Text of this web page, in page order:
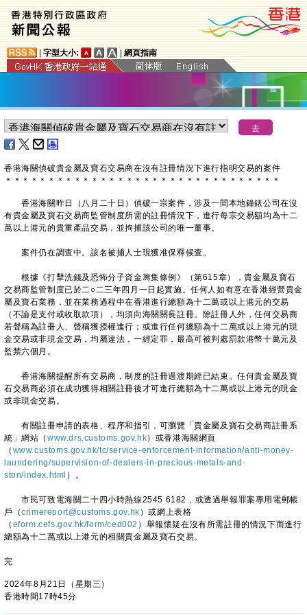
字型大小: 網頁指南
​香港海關偵破貴金屬及寶石交易商在沒有註冊情況下進行指明交易的案件
＊ ＊ ＊ ＊ ＊ ＊ ＊ ＊ ＊ ＊ ＊ ＊ ＊ ＊ ＊ ＊ ＊ ＊ ＊ ＊ ＊ ＊ ＊ ＊ ＊ ＊ ＊ ＊ ＊ ＊ ＊ ＊
香港海關昨日（八月二十日）偵破一宗案件，涉及一間本地鐘錶公司在沒
有貴金屬及寶石交易商監管制度所需的註冊情況下，進行每宗交易額均為十二
萬以上港元的貴重產品交易，並拘捕該公司的唯一董事。
案件仍在調查中。該名被捕人士現獲准保釋候查。
根據《打擊洗錢及恐怖分子資金籌集條例》（第615章），貴金屬及寶石
交易商監管制度已於二○二三年四月一日起實施。任何人如有意在香港經營貴金
屬及寶石業務，並在業務過程中在香港進行總額為十二萬或以上港元的交易
（不論是支付或收取款項），均須向海關關長註冊。除註冊人外，任何交易商
若聲稱為註冊人、聲稱獲授權進行；或進行任何總額為十二萬或以上港元的現
金交易或非現金交易，均屬違法，一經定罪，最高可被判處罰款港幣十萬元及
監禁六個月。
香港海關提醒所有交易商，制度的註冊過渡期經已結束。任何貴金屬及寶
石交易商必須在成功獲得相關註冊後才可進行總額為十二萬或以上港元的現金
或非現金交易。
有關註冊申請的表格、程序和指引，可瀏覽「貴金屬及寶石交易商註冊系
統」網站（ www.drs.customs.gov.hk）或香港海關網頁
（ www.customs.gov.hk/tc/service-enforcement-information/anti-money-
laundering/supervision-of-dealers-in-precious-metals-and-
ston/index.html ）。
市民可致電海關二十四小時熱線2545 6182，或透過舉報罪案專用電郵帳
戶（crimereport@customs.gov.hk ）或網上表格
（ eform.cefs.gov.hk/form/ced002 ）舉報懷疑在沒有所需註冊的情況下而進行
總額為十二萬或以上港元的相關貴金屬及寶石交易。
完
2024年8月21日（星期三）
香港時間17時45分